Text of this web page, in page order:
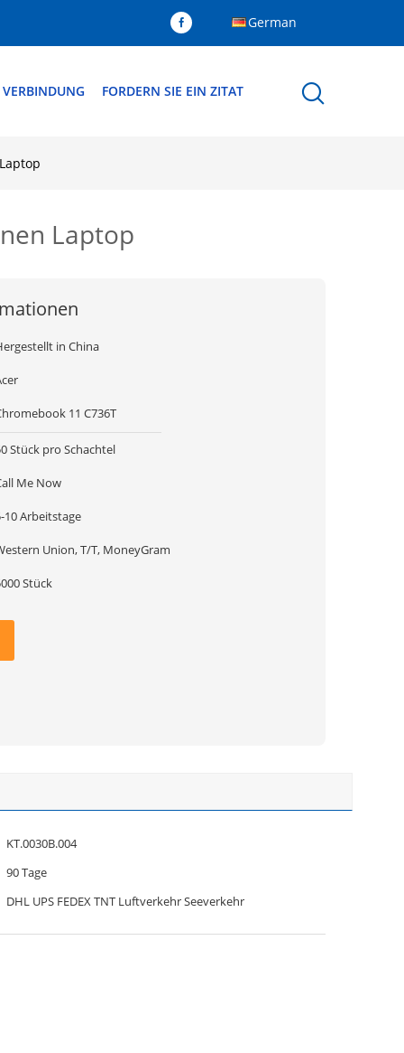
German
FORDERN SIE EIN ZITAT
Laptop
in China
11 C736T
Stück pro Schachtel
Me Now
10 Arbeitstage
Union, T/T, MoneyGram
Stück
KT.0030B.004
90 Tage
DHL UPS FEDEX TNT Luftverkehr Seeverkehr